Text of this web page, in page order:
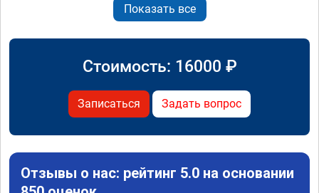
Показать все
Стоимость: 16000 ₽
Записаться Задать вопрос
Отзывы о нас: рейтинг 5.0 на основании